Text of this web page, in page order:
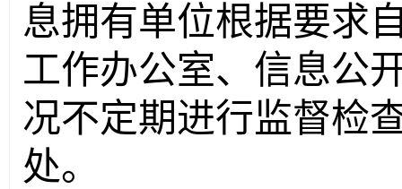
息拥有单位根据要求
工作办公室、信息公
况不定期进行监督检
处。